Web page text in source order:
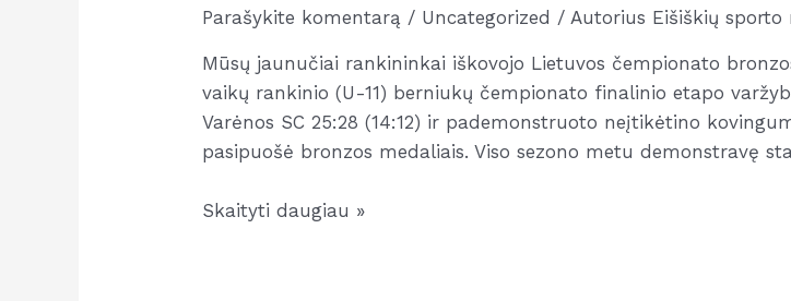
Parašykite komentarą / Uncategorized / Autorius Eišiškių sporto
Mūsų jaunučiai rankininkai iškovojo Lietuvos čempionato
vaikų rankinio (U-11) berniukų čempionato finalinio etapo
Varėnos SC 25:28 (14:12) ir pademonstruoto neįtikėtino
pasipuošė bronzos medaliais. Viso sezono metu demonstravę
Lietuvos
Skaityti daugiau »